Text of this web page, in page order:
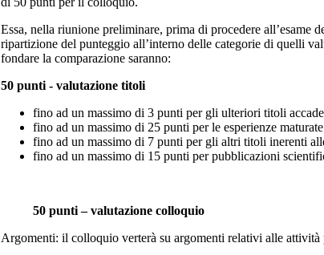
Essa, nella riunione preliminare, prima di procedere
ripartizione del punteggio all’interno delle categorie di quelli
fondare la comparazione saranno:
50 punti - valutazione titoli
fino ad un massimo di 3 punti per gli ulteriori titoli
fino ad un massimo di 25 punti per le esperienze
fino ad un massimo di 7 punti per gli altri titoli inerenti
fino ad un massimo di 15 punti per pubblicazioni
50 punti – valutazione colloquio
Argomenti: il colloquio verterà su argomenti relativi alle attività